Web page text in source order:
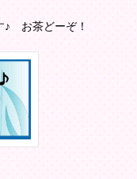
♪ お茶どーぞ！